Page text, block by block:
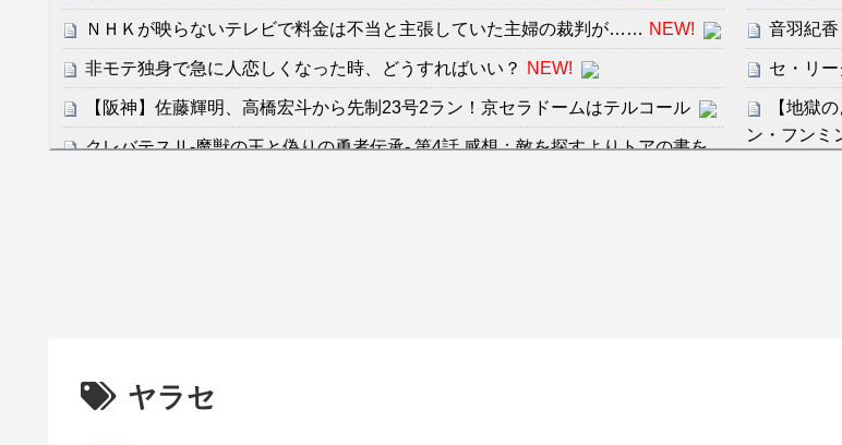
ＮＨＫが映らないテレビで料金は不当と主張していた主婦の裁判が…… NEW!
非モテ独身で急に人恋しくなった時、どうすればいい？ NEW!
【阪神】佐藤輝明、高橋宏斗から先制23号2ラン！京セラドームはテルコール
クレバテスⅡ-魔獣の王と偽りの勇者伝承- 第4話 感想：敵を探すよりトアの書を
Powered by livedoor 相互RSS
音羽紀香
セ・リ
【地獄
ン・フンミ
ヤラセ